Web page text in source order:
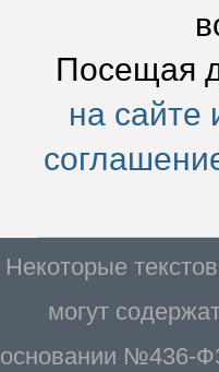
Посещая
на сайте
Некоторые
могут
основании №436-